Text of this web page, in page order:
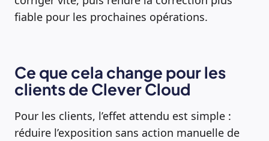
fiable pour les prochaines opérations.
Ce que cela change pour les
clients de Clever Cloud
Pour les clients, l’effet attendu est simple :
réduire l’exposition sans action manuelle de